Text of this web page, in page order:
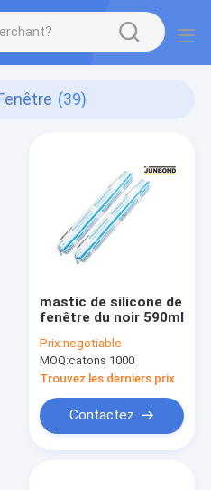
(39)
mastic de silicone de
fenêtre du noir 590ml
Prix:negotiable
MOQ:catons 1000
Trouvez les derniers prix
Contactez